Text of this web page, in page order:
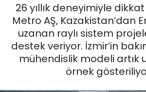
26 yıllık deneyimiyle
Metro AŞ, Kazakistan’dan
uzanan raylı sistem
destek veriyor. İzmir’in
mühendislik modeli artık
örnek
EĞİTİM
EKONOMİ
English News
Tüm Manşetler
Son Dakika Haberleri
Haber Arşivi